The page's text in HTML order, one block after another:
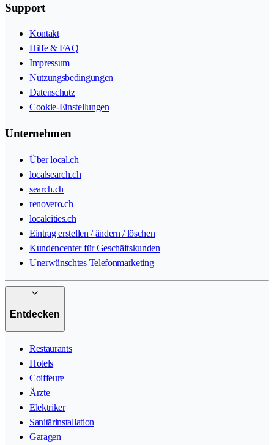
Support
Kontakt
Hilfe & FAQ
Impressum
Nutzungsbedingungen
Datenschutz
Cookie-Einstellungen
Unternehmen
Über local.ch
localsearch.ch
search.ch
renovero.ch
localcities.ch
Eintrag erstellen / ändern / löschen
Kundencenter für Geschäftskunden
Unerwünschtes Telefonmarketing
Entdecken
Restaurants
Hotels
Coiffeure
Ärzte
Elektriker
Sanitärinstallation
Garagen